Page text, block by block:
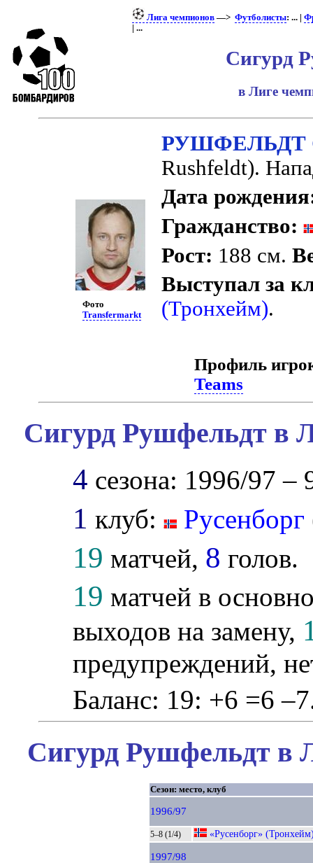
Лига чемпионов —>Футболисты: ... |
| ...
Сигурд
в Лиге
Фото
Transfermarkt
РУШФЕЛЬДТ
Rushfeldt).
Дата
Гражданство:
Рост: 188 см.
Выступал за
(Тронхейм).
Профиль
Teams
Сигурд Рушфельдт в
4 сезона: 1996/97 –
1 клуб: Русенборг
19 матчей, 8 голов.
19 матчей в
выходов на замену,
предупреждений,
Баланс: 19: +6 =6
Сигурд Рушфельдт в
Сезон: место, клуб
1996/97
5–8 (1/4) «Русенборг»
1997/98